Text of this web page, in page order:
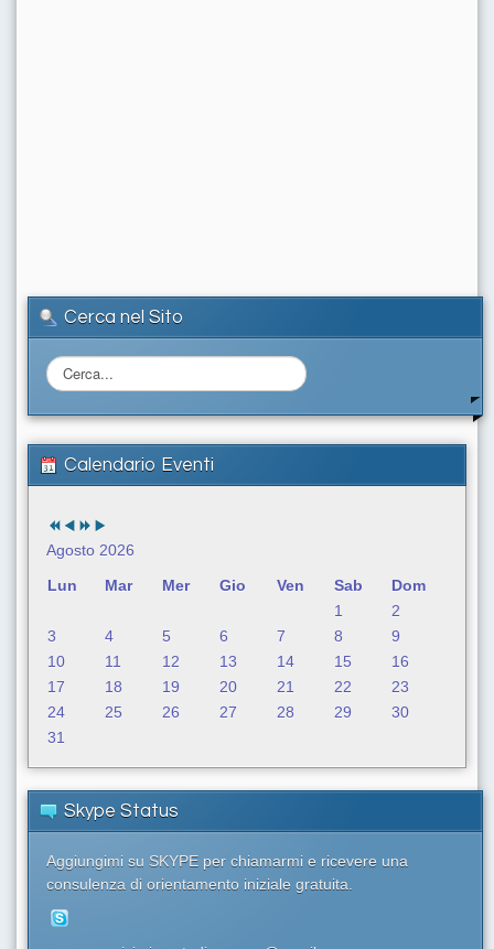
Cerca nel Sito
C
e
a
.
Calendario Eventi
Agosto 2026
Lun
Mar Mer Gio Ven Sab
Dom
1
2
3
4 5 6 7 8
9
10
11 12 13 14 15
16
17
18 19 20 21 22
23
24
25 26 27 28 29
30
31
Skype Status
Aggiungimi su SKYPE per chiamarmi e ricevere una
consulenza di orientamento iniziale gratuita.